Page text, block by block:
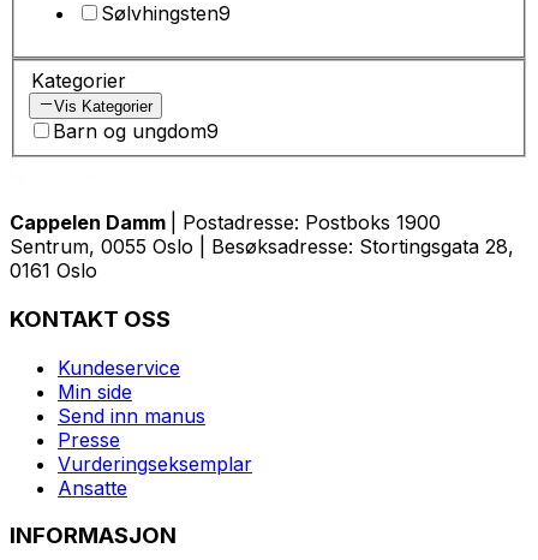
Sølvhingsten9
Kategorier
Vis Kategorier
Barn og ungdom9
Cappelen Damm
| Postadresse: Postboks 1900
Sentrum, 0055 Oslo | Besøksadresse: Stortingsgata 28,
0161 Oslo
KONTAKT OSS
Kundeservice
Min side
Send inn manus
Presse
Vurderingseksemplar
Ansatte
INFORMASJON